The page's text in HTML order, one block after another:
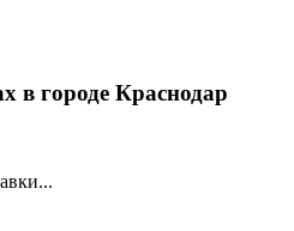
в городе Краснодар